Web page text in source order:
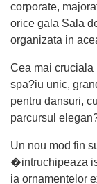
corporate,
orice gala Sala
organizata in
Cea mai cruciala
spa?iu unic,
pentru dansuri,
parcursul
Un nou mod fin
�intruchipeaza
ia ornamentelor